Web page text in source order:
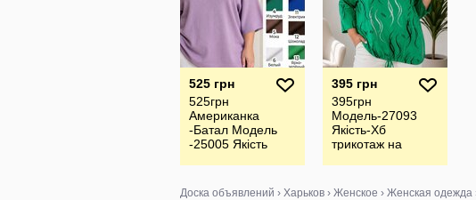
525 грн
525грн
Американка
-Батал Модель
-25005 Якість
395 грн
395грн
Модель-27093
Якість-Хб
трикотаж на
Доска объявлений › Харьков › Женское › Женская одежда